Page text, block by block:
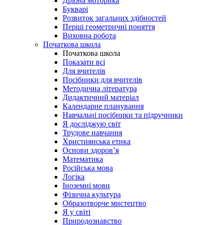
Букварі
Розвиток загальних здібностей
Перші геометричні поняття
Виховна робота
Початкова школа
Початкова школа
Показати всі
Для вчителів
Посібники для вчителів
Методична література
Дидактичний матеріал
Календарне планування
Навчальні посібники та підручники
Я досліджую світ
Трудове навчання
Християнська етика
Основи здоров’я
Математика
Російська мова
Логіка
Іноземні мови
Фізична культура
Образотворче мистецтво
Я у світі
Природознавство